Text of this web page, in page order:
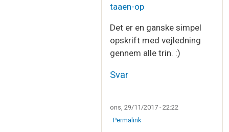
taaen-op
Det er en ganske simpel
opskrift med vejledning
gennem alle trin. :)
Svar
ons, 29/11/2017 - 22:22
Permalink